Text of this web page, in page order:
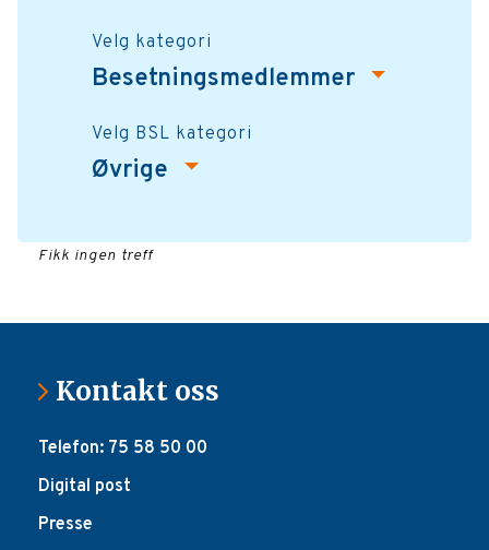
Velg kategori
Besetningsmedlemmer
Velg BSL kategori
Øvrige
Fikk ingen treff
Kontakt oss
Telefon: 75 58 50 00
Digital post
Presse